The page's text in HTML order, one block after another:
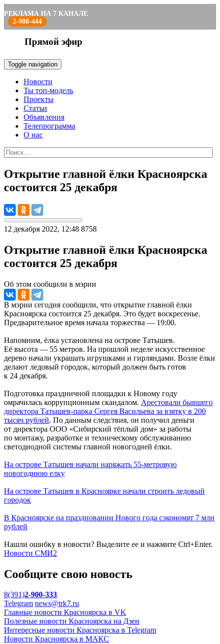
РЕКЛАМА НА 7 КАНАЛЕ
2-900-444
Прямой эфир
Toggle navigation
Новости
Ты топ-модель
Проекты
Статьи
Объявления
Телепрограмма
О нас
Открытие главной ёлки Красноярска
состоится 25 декабря
12 декабря 2022, 12:48 8758
Открытие главной ёлки Красноярска
состоится 25 декабря
Об этом сообщили в мэрии
В мэрии сегодня сообщили, что открытие главной ёлки
Красноярска состоится 25 декабря. Это будет воскресенье.
Предварительное время начала торжества — 19:00.
Напомним, ёлка установлена на острове Татышев.
Её высота — 55 метров. На прошлой неделе искусственное
дерево начали украшать игрушками и гирляндами. Возле ёлки
делают ледовый городок, который должен быть готов
к 24 декабря.
Подготовка праздничной площадки к Новому году
омрачилась коррупционным скандалом. Арестовали бывшего
директора Татышев-парка Сергея Васильева за взятку в 200
тысяч рублей. По данным следствия, он получил деньги
от директора ООО «Сибирский тёплый дом» за работы
по монтажу, разработке и техническому обслуживанию
светодиодной системы главной новогодней ёлки.
На острове Татышев начали наряжать 55-метровую
новогоднюю елку
На острове Татышев в Красноярке начали строить ледовый
городок
В Красноярске на праздновании Нового года сэкономят 7 млн
рублей
Нашли ошибку в новости? Выделите ее и нажмите Ctrl+Enter.
Новости СМИ2
Сообщите свою новость
8(391)2-900-333
Telegram news@trk7.ru
Главные новости Красноярска в VK
Полезные новости Красноярска на Дзен
Интересные новости Красноярска в Telegram
Новости Красноярска в МАКС